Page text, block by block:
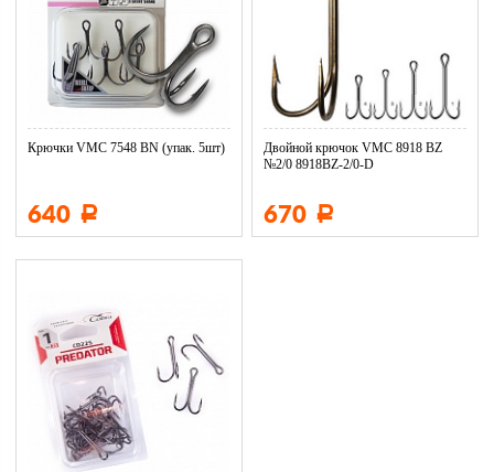
Крючки VMC 7548 BN (упак. 5шт)
640 Р
Двойной крючок VMC 8918 BZ
№2/0 8918BZ-2/0-D
670 Р